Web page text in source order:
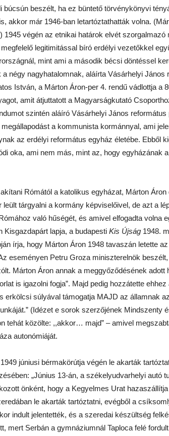
beszélt, ha ez büntető törvénykönyvi
akkor már 1946-ban letartóztathatták volna.
1945 végén az etnikai határok elvét
legitimitással bíró erdélyi vezetőkkel
mint ami a második bécsi döntéssel
a négy nagyhatalomnak, aláírta Vásárhelyi
István, a Márton Áron-per 4. rendű vádlottja a
amit átjuttatott a Magyarságkutató
szintén aláíró Vásárhelyi János
a kommunista kormánnyal, ami
az erdélyi református egyház életébe. Ebből
oka, ami nem más, mint az, hogy egyházának
Rómától a katolikus egyházat, Márton
leült tárgyalni a kormány képviselőivel, de azt a
való hűségét, és amivel elfogadta volna
Kisgazdapárt lapja, a budapesti Kis Újság 1948.
írja, hogy Márton Áron 1948 tavaszán letette
eseményen Petru Groza miniszterelnök
Márton Áron annak a meggyőződésének adott
is igazolni fogja”. Majd pedig hozzátette
erkölcsi súlyával támogatja MAJD az államnak
(Idézet e sorok szerzőjének Mindszenty
tehát közölte: ,,akkor… majd” – amivel
autonómiáját.
júniusi bérmakörútja végén le akarták
„Június 13-án, a székelyudvarhelyi autó
önként, hogy a Kegyelmes Urat
le akarták tartóztatni, evégből a
indult jelentették, és a szeredai készültség
mert Serbán a gymnáziumnál Taploca felé